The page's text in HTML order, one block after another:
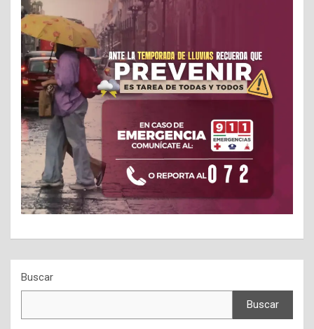
Buscar
Buscar